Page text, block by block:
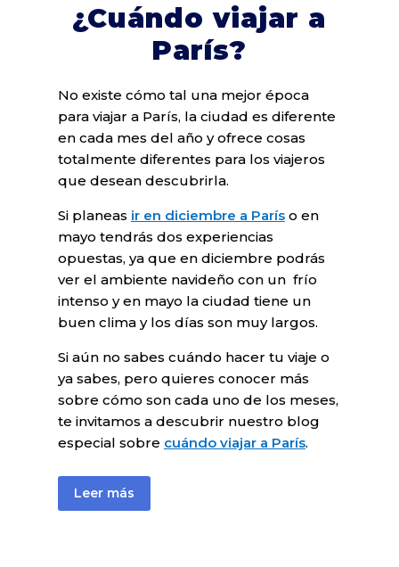
¿Cuándo viajar a
París?
No existe cómo tal una mejor época
para viajar a París, la ciudad es diferente
en cada mes del año y ofrece cosas
totalmente diferentes para los viajeros
que desean descubrirla.
Si planeas ir en diciembre a Paríso en
mayo tendrás dos experiencias
opuestas, ya que en diciembre podrás
ver el ambiente navideño con un frío
intenso y en mayo la ciudad tiene un
buen clima y los días son muy largos.
Si aún no sabes cuándo hacer tu viaje o
ya sabes, pero quieres conocer más
sobre cómo son cada uno de los meses,
te invitamos a descubrir nuestro blog
especial sobre cuándo viajar a París.
Leer más